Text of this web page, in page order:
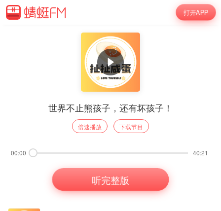
打开APP
世界不止熊孩子，还有坏孩子！
倍速播放 下载节目
00:00 40:21
听完整版